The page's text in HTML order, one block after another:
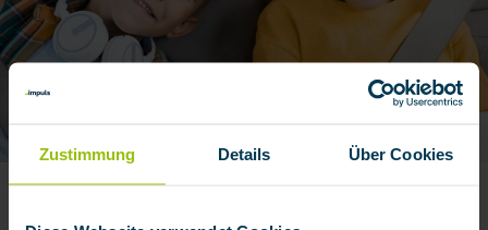
Zustimmung Details Über Cookies